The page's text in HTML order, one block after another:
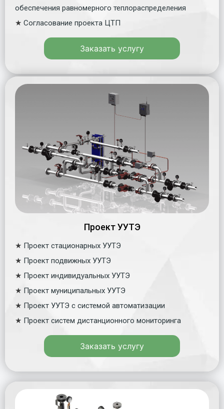
обеспечения равномерного теплораспределения
★ Согласование проекта ЦТП
Заказать услугу
Проект УУТЭ
★ Проект стационарных УУТЭ
★ Проект подвижных УУТЭ
★ Проект индивидуальных УУТЭ
★ Проект муниципальных УУТЭ
★ Проект УУТЭ с системой автоматизации
★ Проект систем дистанционного мониторинга
Заказать услугу